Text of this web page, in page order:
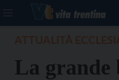
La grande